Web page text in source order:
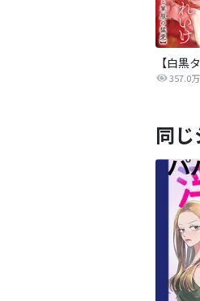
357.0万
同